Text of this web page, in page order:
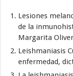
Lesiones
de la
Margarita
Leishmaniasis
enfermedad,